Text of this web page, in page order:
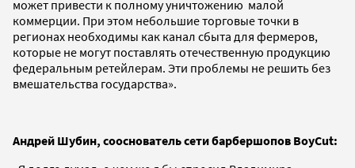
может привести к полному уничтожению малой
коммерции. При этом небольшие торговые точки в
регионах необходимы как канал сбыта для фермеров,
которые не могут поставлять отечественную продукцию
федеральным ретейлерам. Эти проблемы не решить без
вмешательства государства».
Андрей Шубин, сооснователь сети барбершопов BoyCut: